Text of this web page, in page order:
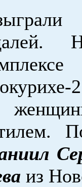
из